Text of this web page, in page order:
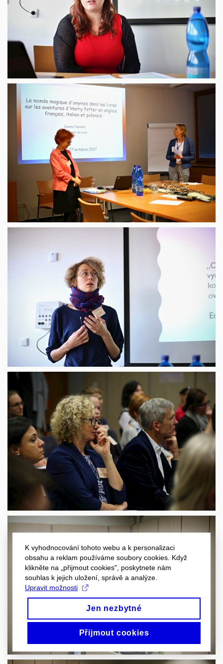
K vyhodnocování tohoto webu a k personalizaci
obsahu a reklam používáme soubory cookies. Když
klikněte na „přijmout cookies", poskytnete nám
souhlas k jejich uložení, správě a analýze.
Upravit možnosti
Jen nezbytné
Přijmout cookies